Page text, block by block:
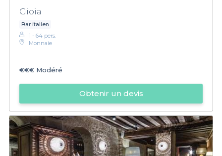
Gioia
Bar italien
1 - 64 pers.
Monnaie
€€€ Modéré
Obtenir un devis